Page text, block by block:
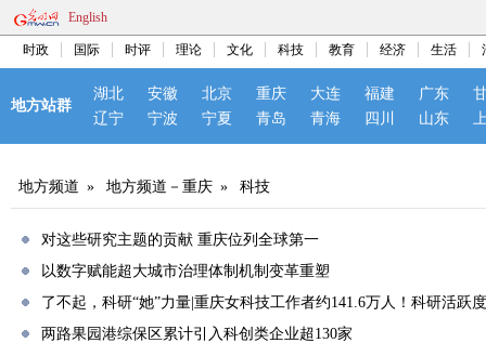
English
时政 国际 时评 理论 文化 科技 教育 经济 生活
地方站群
湖北 安徽 北京 重庆 大连 福建 广东
辽宁
宁波 宁夏 青岛 青海 四川 山东
地方频道 » 地方频道－重庆 » 科技
对这些研究主题的贡献 重庆位列全球第一
以数字赋能超大城市治理体制机制变革重塑
了不起，科研“她”力量|重庆女科技工作者约141.6万人！科研活跃
两路果园港综保区累计引入科创类企业超130家